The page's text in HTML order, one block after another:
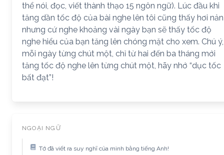
thể nói, đọc, viết thành thạo 15 ngôn ngữ). Lúc đầu khi
tăng dần tốc độ của bài nghe lên tôi cũng thấy hơi nản
nhưng cứ nghe khoảng vài ngày bạn sẽ thấy tốc độ
nghe hiểu của bạn tăng lên chóng mặt cho xem. Chú ý,
mỗi ngày từng chút một, chỉ từ hai đến ba tháng mới
tăng tốc độ nghe lên từng chút một, hãy nhớ “dục tốc
bất đạt”!
NGOẠI NGỮ
Tớ đã viết ra suy nghĩ của mình bằng tiếng Anh!